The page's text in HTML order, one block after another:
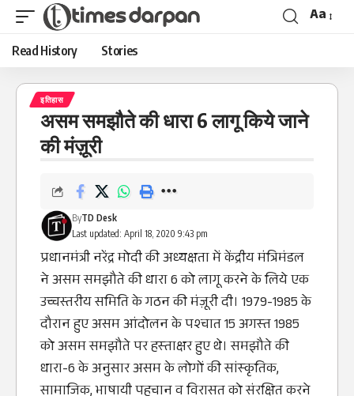
Aa
Read History Stories
इतिहास
असम समझौते की धारा 6 लागू किये जाने
की मंज़ूरी
Last updated: April 18, 2020 9:43 pm
ByTD Desk
प्रधानमंत्री नरेंद्र मोदी की अध्यक्षता में केंद्रीय मंत्रिमंडल
ने असम समझौते की धारा 6 को लागू करने के लिये एक
उच्चस्तरीय समिति के गठन की मंज़ूरी दी। 1979-1985 के
दौरान हुए असम आंदोलन के पश्‍चात 15 अगस्‍त 1985
को असम समझौते पर हस्‍ताक्षर हुए थे। समझौते की
धारा-6 के अनुसार असम के लोगों की सांस्‍कृतिक,